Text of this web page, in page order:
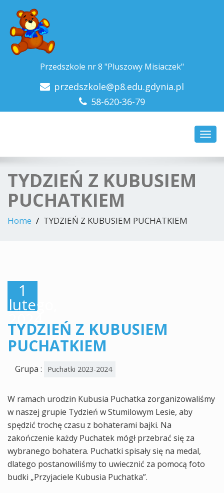
Przedszkole nr 8 "Pluszowy Misiaczek"
przedszkole@p8.edu.gdynia.pl
58-620-36-79
TYDZIEŃ Z KUBUSIEM
PUCHATKIEM
Home TYDZIEŃ Z KUBUSIEM PUCHATKIEM
1
lutego,
2024
TYDZIEŃ Z KUBUSIEM
PUCHATKIEM
Grupa : Puchatki 2023-2024
W ramach urodzin Kubusia Puchatka zorganizowaliśmy
w naszej grupie Tydzień w Stumilowym Lesie, aby
spędzić trochę czasu z bohaterami bajki. Na
zakończenie każdy Puchatek mógł przebrać się za
wybranego bohatera. Puchatki spisały się na medal,
dlatego postanowiliśmy to uwiecznić za pomocą foto
budki „Przyjaciele Kubusia Puchatka”.